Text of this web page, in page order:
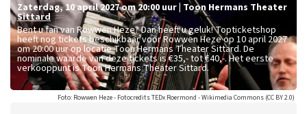
zaterdag,10 april 2027 om 20:00 uur Toon Hermans Theater
Sittard
Bent u fan van Rowwen Heze? Dan heeft u geluk! Topticketshop
heeft nog tickets beschikbaar voor Rowwen Heze op 10 april 2027
om 20:00 uur op locatie Toon Hermans Theater Sittard. De
nominale waarde van deze tickets is€35,- tot €40,-. Het eerste
verkooppunt is Toon Hermans Theater Sittard.
Foto: Rowwen Heze - Fotocredits TEDx Roermond - Wikimedia Commons (CC BY 2.0)